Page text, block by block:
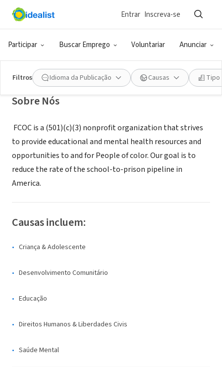
Participar Buscar Emprego Voluntariar Anunciar
Entrar Inscreva-se
Filtros Idioma da Publicação Causas Tipo
ONG (SETOR SOCIAL)
For Caribbeans Of Color Inc.
Sobre Nós
FCOC is a (501)(c)(3) nonprofit organization that strives
to provide educational and mental health resources and
opportunities to and for People of color. Our goal is to
reduce the rate of the school-to-prison pipeline in
America.
Causas incluem:
Criança & Adolescente
Desenvolvimento Comunitário
Educação
Direitos Humanos & Liberdades Civis
Saúde Mental